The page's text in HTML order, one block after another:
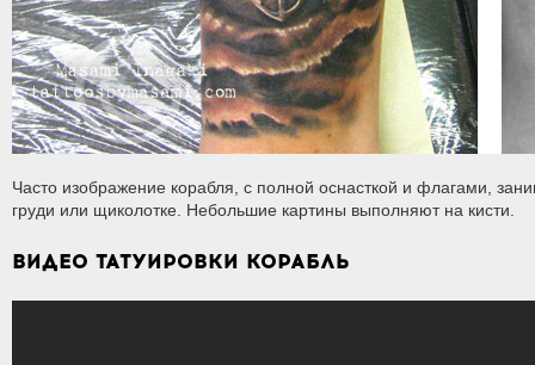
Часто изображение корабля, с полной оснасткой и флагами,
груди или щиколотке. Небольшие картины выполняют на кисти.
ВИДЕО ТАТУИРОВКИ КОРАБЛЬ